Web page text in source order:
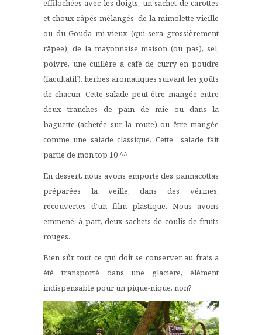
effilochées avec les doigts, un sachet de carottes
et choux râpés mélangés, de la mimolette vieille
ou du Gouda mi-vieux (qui sera grossièrement
râpée), de la mayonnaise maison (ou pas), sel,
poivre, une cuillère à café de curry en poudre
(facultatif), herbes aromatiques suivant les goûts
de chacun. Cette salade peut être mangée entre
deux tranches de pain de mie ou dans la
baguette (achetée sur la route) ou être mangée
comme une salade classique. Cette salade fait
partie de mon top 10 ^^
En dessert, nous avons emporté des pannacottas
préparées la veille, dans des vérines,
recouvertes d’un film plastique. Nous avons
emmené, à part, deux sachets de coulis de fruits
rouges.
Bien sûr, tout ce qui doit se conserver au frais a
été transporté dans une glacière, élément
indispensable pour un pique-nique, non?